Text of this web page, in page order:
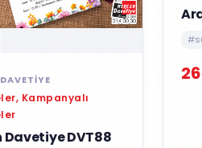
Kampanyalı
Davetiye DVT88